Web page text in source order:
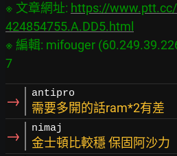
※ 文章網址: https://
424854755.A.DD5.html
※ 編輯: mifouger
→ antipro
需要多開的話ram*2有差
→ nimaj
金士頓比較穩 保固阿沙力